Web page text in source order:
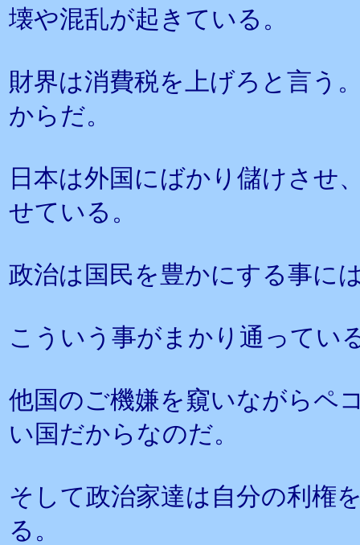
壊や混乱が起きている。
財界は消費税を上げろと言う
からだ。
日本は外国にばかり儲けさせ
せている。
政治は国民を豊かにする事に
こういう事がまかり通ってい
他国のご機嫌を窺いながらペ
い国だからなのだ。
そして政治家達は自分の利権
る。